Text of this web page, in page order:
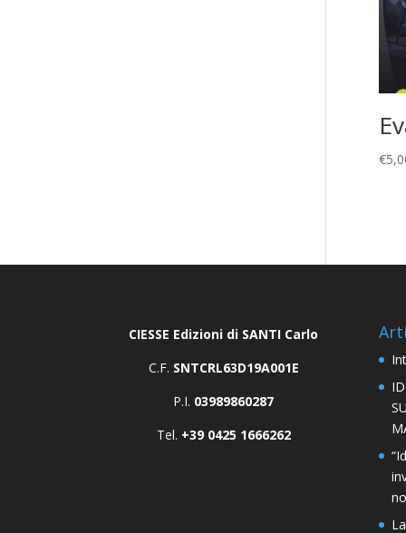
€
CIESSE Edizioni di SANTI Carlo
C.F. SNTCRL63D19A001E
P.I. 03989860287
Tel. +39 0425 1666262